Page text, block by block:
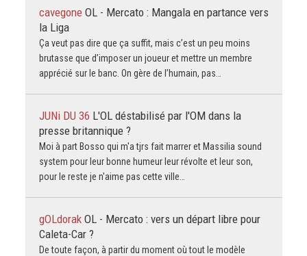
cavegone OL - Mercato : Mangala en partance vers
la Liga
Ça veut pas dire que ça suffit, mais c’est un peu moins
brutasse que d’imposer un joueur et mettre un membre
apprécié sur le banc. On gère de l’humain, pas…
JUNi DU 36 L'OL déstabilisé par l'OM dans la
presse britannique ?
Moi à part Bosso qui m'a tjrs fait marrer et Massilia sound
system pour leur bonne humeur leur révolte et leur son,
pour le reste je n'aime pas cette ville…
gOLdorak OL - Mercato : vers un départ libre pour
Caleta-Car ?
De toute façon, à partir du moment où tout le modèle